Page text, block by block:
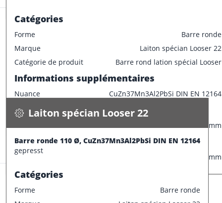
Catégories
Forme
Barre ronde
Marque
Laiton spécian Looser 22
Catégorie de produit
Barre rond lation spécial Looser
Informations supplémentaires
Nuance CuZn37Mn3Al2PbSi DIN EN 12164
Caractéristiques dimensionnelles
100 mm
Informations supplémentaires
Longueur de barre 1000 mm
Laiton spécian Looser 22
77.900 kg / m
Spécifications
Laiton spécian Looser 22
Barre ronde 110 Ø, CuZn37Mn3Al2PbSi DIN EN 12164
gepresst
Catégories
Forme
Barre ronde
CONFECTIONNER
Stock: